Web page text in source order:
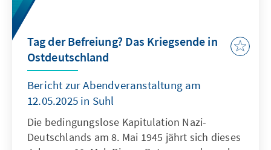
Tag der Befreiung? Das Kriegsende in
Ostdeutschland
Bericht zur Abendveranstaltung am
12.05.2025 in Suhl
Die bedingungslose Kapitulation Nazi-
Deutschlands am 8. Mai 1945 jährt sich dieses